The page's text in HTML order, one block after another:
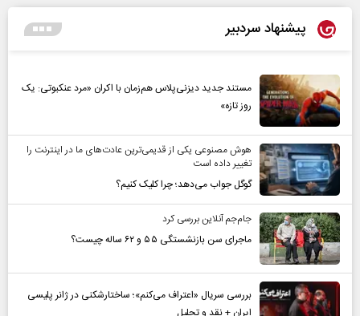
پیشنهاد سردبیر
مستند جدید دیزنی‌پلاس هم‌زمان با اکران «مرد عنکبوتی: یک
روز تازه»
هوش مصنوعی یکی از قدیمی‌ترین عادت‌های ما در اینترنت را
تغییر داده است
گوگل جواب می‌دهد؛ چرا کلیک کنیم؟
جام‌جم آنلاین بررسی کرد
ماجرای سن بازنشستگی ۵۵ و ۶۲ ساله چیست؟
بررسی سریال «اعتراف می‌کنم»؛ ساختارشکنی در ژانر پلیسی
ایران + نقد و تحلیل